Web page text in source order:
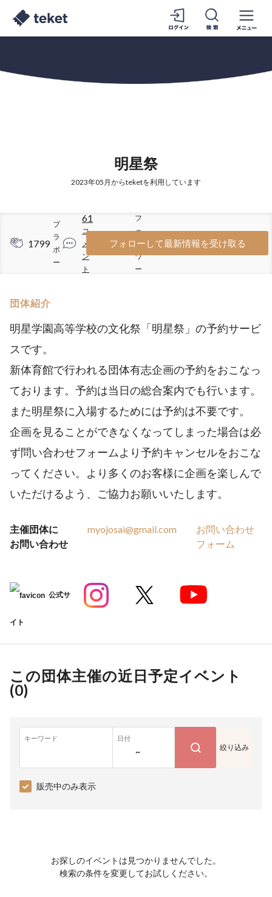
明星祭
2023年05月からteketを利用しています
1799
ブ
ラ
ボ
ー
61
コ
メ
ン
ト
444
フ
ォ
ロ
ワ
ー
フォローして最新情報を受け取る
団体紹介
明星学園高等学校の文化祭「明星祭」の予約サービ
スです。
新体育館で行われる団体有志企画の予約をおこなっ
ております。予約は当日の総合案内でも行います。
また明星祭に入場するためには予約は不要です。
企画を見ることができなくなってしまった場合は必
ず問い合わせフォームより予約キャンセルをおこな
ってください。より多くのお客様に企画を楽しんで
いただけるよう、ご協力お願いいたします。
主催団体に
お問い合わせ
myojosai@gmail.com
お問い合わせ
フォーム
公式サ
イト
この団体主催の近日予定イベント
(0)
キーワード 日付
~ 絞り込み
販売中のみ表示
お探しのイベントは見つかりませんでした。
検索の条件を変更してお試しください。